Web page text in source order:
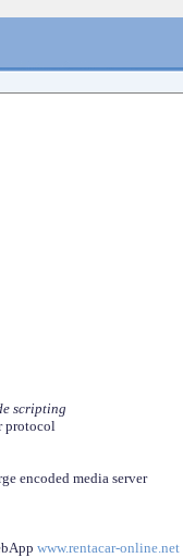
scripting
protocol
encoded media server
www.rentacar-online.net